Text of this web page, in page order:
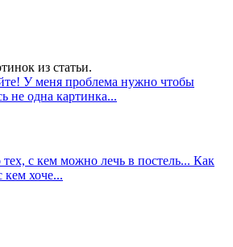
из статьи.
У меня проблема нужно чтобы
не одна картинка...
с кем можно лечь в постель... Как
кем хоче...